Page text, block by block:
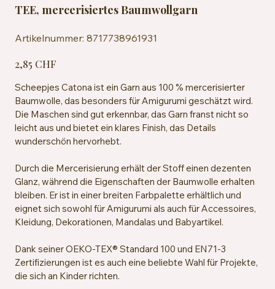
TEE, mercerisiertes Baumwollgarn
Artikelnummer: 8717738961931
8717738961931
2,85 CHF
Scheepjes Catona ist ein Garn aus 100 % mercerisierter
Baumwolle, das besonders für Amigurumi geschätzt wird.
Die Maschen sind gut erkennbar, das Garn franst nicht so
leicht aus und bietet ein klares Finish, das Details
wunderschön hervorhebt.
Durch die Mercerisierung erhält der Stoff einen dezenten
Glanz, während die Eigenschaften der Baumwolle erhalten
bleiben. Er ist in einer breiten Farbpalette erhältlich und
eignet sich sowohl für Amigurumi als auch für Accessoires,
Kleidung, Dekorationen, Mandalas und Babyartikel.
Dank seiner OEKO-TEX® Standard 100 und EN71-3
Zertifizierungen ist es auch eine beliebte Wahl für Projekte,
die sich an Kinder richten.